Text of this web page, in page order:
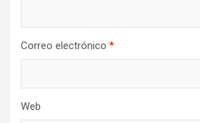
Correo electrónico *
Web